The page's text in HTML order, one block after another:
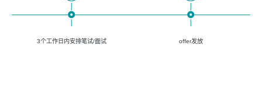
3个工作日内安排笔试/面试 offer发放